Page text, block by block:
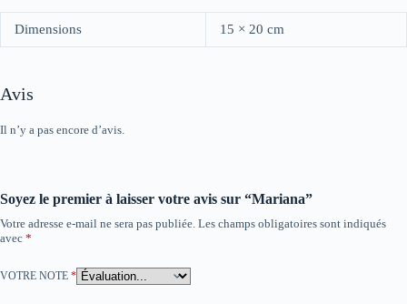
Dimensions 15 × 20 cm
Avis
Il n’y a pas encore d’avis.
Soyez le premier à laisser votre avis sur “Mariana”
Votre adresse e-mail ne sera pas publiée. Les champs obligatoires sont indiqués
avec *
VOTRE NOTE *